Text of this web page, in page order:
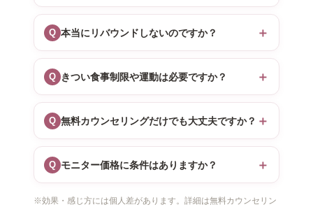
Q 本当にリバウンドしないのですか？ ＋
Q きつい食事制限や運動は必要ですか？ ＋
Q 無料カウンセリングだけでも大丈夫ですか？ ＋
Q モニター価格に条件はありますか？ ＋
※効果・感じ方には個人差があります。詳細は無料カウンセリン